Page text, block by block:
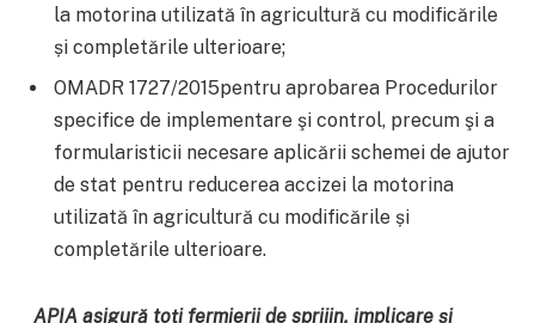
la motorina utilizată în agricultură cu modificările
și completările ulterioare;
OMADR 1727/2015pentru aprobarea Procedurilor
specifice de implementare şi control, precum şi a
formularisticii necesare aplicării schemei de ajutor
de stat pentru reducerea accizei la motorina
utilizată în agricultură cu modificările și
completările ulterioare.
APIA asigură toți fermierii de sprijin, implicare și